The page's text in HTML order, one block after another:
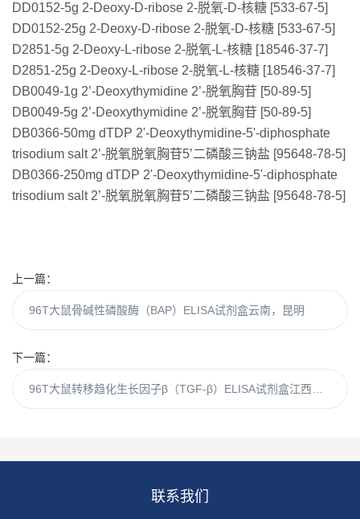
DD0152-5g 2-Deoxy-D-ribose 2-脱氧-D-核糖 [533-67-5]
DD0152-25g 2-Deoxy-D-ribose 2-脱氧-D-核糖 [533-67-5]
D2851-5g 2-Deoxy-L-ribose 2-脱氧-L-核糖 [18546-37-7]
D2851-25g 2-Deoxy-L-ribose 2-脱氧-L-核糖 [18546-37-7]
DB0049-1g 2’-Deoxythymidine 2’-脱氧胸苷 [50-89-5]
DB0049-5g 2’-Deoxythymidine 2’-脱氧胸苷 [50-89-5]
DB0366-50mg dTDP 2'-Deoxythymidine-5'-diphosphate
trisodium salt 2’-脱氧脱氧胸苷5’二磷酸三钠盐 [95648-78-5]
DB0366-250mg dTDP 2'-Deoxythymidine-5'-diphosphate
trisodium salt 2’-脱氧脱氧胸苷5’二磷酸三钠盐 [95648-78-5]
上一篇：
96T大鼠骨碱性磷酸酶（BAP）ELISA试剂盒云南，昆明
下一篇：
联系我们